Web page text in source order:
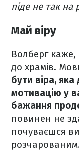
піде не так
Май віру
Волберг каже,
до храмів.
бути віра,
мотивацію у
бажання
повинен не
почуваєшся
розчарованим.